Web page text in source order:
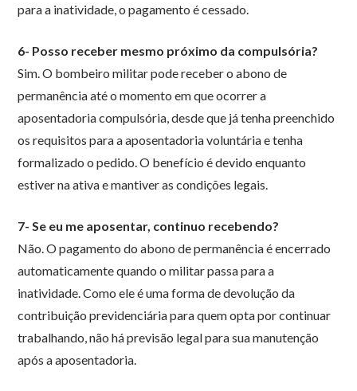
para a inatividade, o pagamento é cessado.
6- Posso receber mesmo próximo da compulsória?
Sim. O bombeiro militar pode receber o abono de
permanência até o momento em que ocorrer a
aposentadoria compulsória, desde que já tenha preenchido
os requisitos para a aposentadoria voluntária e tenha
formalizado o pedido. O benefício é devido enquanto
estiver na ativa e mantiver as condições legais.
7- Se eu me aposentar, continuo recebendo?
Não. O pagamento do abono de permanência é encerrado
automaticamente quando o militar passa para a
inatividade. Como ele é uma forma de devolução da
contribuição previdenciária para quem opta por continuar
trabalhando, não há previsão legal para sua manutenção
após a aposentadoria.